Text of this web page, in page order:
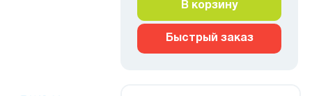
В корзину
Быстрый заказ